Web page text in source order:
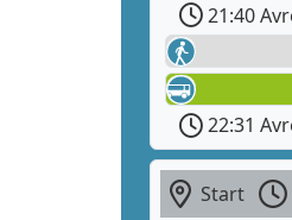
21:40
22:31
Start